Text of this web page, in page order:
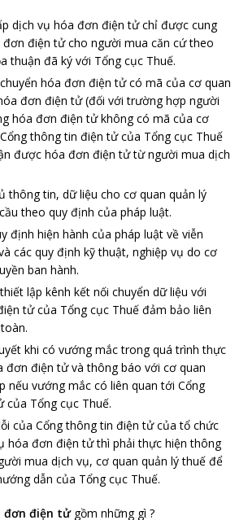
dịch vụ hóa đơn điện tử chỉ được cung
điện tử cho người mua căn cứ theo
thuận đã ký với Tổng cục Thuế.
hóa đơn điện tử có mã của cơ quan
đơn điện tử (đối với trường hợp người
hóa đơn điện tử không có mã của cơ
thông tin điện tử của Tổng cục Thuế
được hóa đơn điện tử từ người mua dịch
thông tin, dữ liệu cho cơ quan quản lý
theo quy định của pháp luật.
định hiện hành của pháp luật về viễn
các quy định kỹ thuật, nghiệp vụ do cơ
ban hành.
lập kênh kết nối chuyển dữ liệu với
tử của Tổng cục Thuế đảm bảo liên
khi có vướng mắc trong quá trình thực
đơn điện tử và thông báo với cơ quan
nếu vướng mắc có liên quan tới Cổng
của Tổng cục Thuế.
của Cổng thông tin điện tử của tổ chức
hóa đơn điện tử thì phải thực hiện thông
mua dịch vụ, cơ quan quản lý thuế để
dẫn của Tổng cục Thuế.
đơn điện tửgồm những gì ?